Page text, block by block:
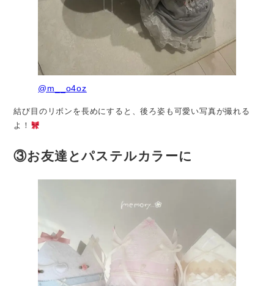
@m__o4oz
結び目のリボンを長めにすると、後ろ姿も可愛い写真が撮れる
よ！
③お友達とパステルカラーに